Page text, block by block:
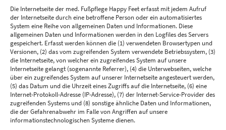
Die Internetseite der med. Fußpflege Happy Feet erfasst mit jedem Aufruf
der Internetseite durch eine betroffene Person oder ein automatisiertes
System eine Reihe von allgemeinen Daten und Informationen. Diese
allgemeinen Daten und Informationen werden in den Logfiles des Servers
gespeichert. Erfasst werden können die (1) verwendeten Browsertypen und
Versionen, (2) das vom zugreifenden System verwendete Betriebssystem, (3)
die Internetseite, von welcher ein zugreifendes System auf unsere
Internetseite gelangt (sogenannte Referrer), (4) die Unterwebseiten, welche
über ein zugreifendes System auf unserer Internetseite angesteuert werden,
(5) das Datum und die Uhrzeit eines Zugriffs auf die Internetseite, (6) eine
Internet-Protokoll-Adresse (IP-Adresse), (7) der Internet-Service-Provider des
zugreifenden Systems und (8) sonstige ähnliche Daten und Informationen,
die der Gefahrenabwehr im Falle von Angriffen auf unsere
informationstechnologischen Systeme dienen.